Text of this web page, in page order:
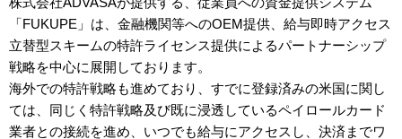
「FUKUPE」は、金融機関等へのOEM提供、給与即時アクセス
立替型スキームの特許ライセンス提供によるパートナーシップ
戦略を中心に展開しております。
海外での特許戦略も進めており、すでに登録済みの米国に関し
ては、同じく特許戦略及び既に浸透しているペイロールカード
業者との接続を進め、いつでも給与にアクセスし、決済までワ